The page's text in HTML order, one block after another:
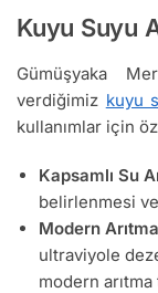
Kuyu Suyu
Gümüşyaka
verdiğimiz kuyu
kullanımlar için
Kapsamlı Su
belirlenmesi
Modern
ultraviyole
modern